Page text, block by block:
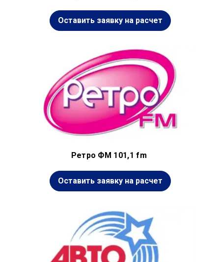
Оставить заявку на расчет
Ретро ФМ 101,1 fm
Оставить заявку на расчет